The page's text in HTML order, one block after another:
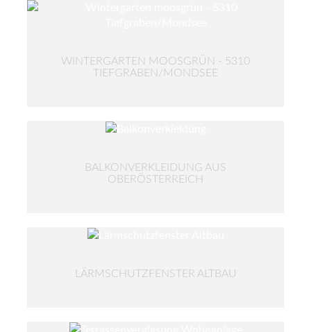
WINTERGARTEN MOOSGRÜN - 5310
TIEFGRABEN/MONDSEE
BALKONVERKLEIDUNG AUS
OBERÖSTERREICH
LÄRMSCHUTZFENSTER ALTBAU